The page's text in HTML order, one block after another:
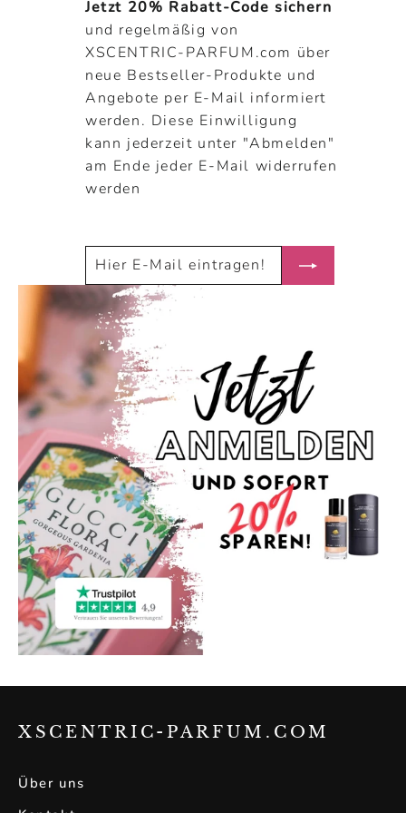
Jetzt 20% Rabatt-Code sichern
und regelmäßig von
XSCENTRIC-PARFUM.com über
neue Bestseller-Produkte und
Angebote per E-Mail informiert
werden. Diese Einwilligung
kann jederzeit unter "Abmelden"
am Ende jeder E-Mail widerrufen
werden
HIER
E-
EINTRAGEN!
ABONNIEREN
XSCENTRIC-PARFUM.COM
Über uns